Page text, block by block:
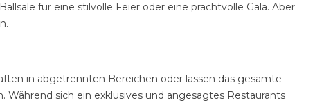
für eine stilvolle Feier oder eine prachtvolle Gala. Aber
in abgetrennten Bereichen oder lassen das gesamte
sich ein exklusives und angesagtes Restaurants